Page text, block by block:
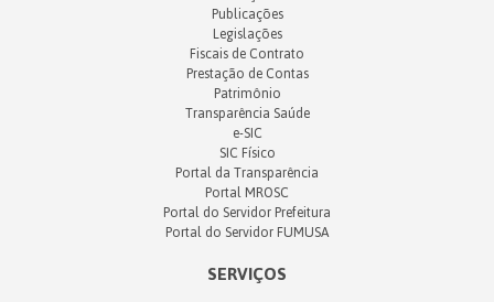
Publicações
Legislações
Fiscais de Contrato
Prestação de Contas
Patrimônio
Transparência Saúde
e-SIC
SIC Físico
Portal da Transparência
Portal MROSC
Portal do Servidor Prefeitura
Portal do Servidor FUMUSA
SERVIÇOS